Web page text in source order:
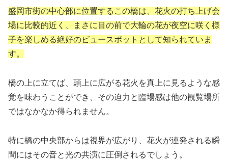
盛岡市街の中心部に位置するこの橋は、花火の打ち上げ会
場に比較的近く、まさに目の前で大輪の花が夜空に咲く様
子を楽しめる絶好のビュースポットとして知られていま
す。
橋の上に立てば、頭上に広がる花火を真上に見るような感
覚を味わうことができ、その迫力と臨場感は他の観覧場所
ではなかなか得られません。
特に橋の中央部からは視界が広がり、花火が連発される瞬
間にはその音と光の共演に圧倒されるでしょう。